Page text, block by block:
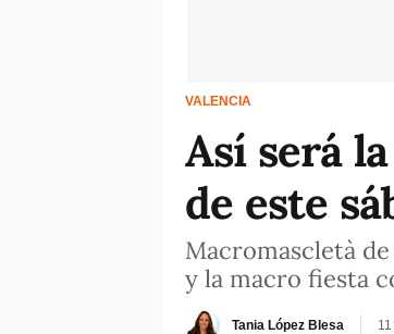
VALENCIA
Así será
de este
Macromascletà
y la macro fiesta
Tania López Blesa